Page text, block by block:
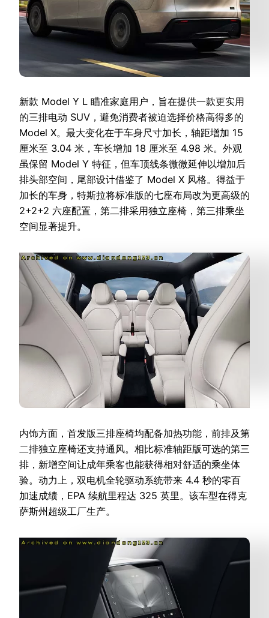
新款 Model Y L 瞄准家庭用户，旨在提供一款更实用
的三排电动 SUV，避免消费者被迫选择价格高得多的
Model X。最大变化在于车身尺寸加长，轴距增加 15
厘米至 3.04 米，车长增加 18 厘米至 4.98 米。外观
虽保留 Model Y 特征，但车顶线条微微延伸以增加后
排头部空间，尾部设计借鉴了 Model X 风格。得益于
加长的车身，特斯拉将标准版的七座布局改为更高级的
2+2+2 六座配置，第二排采用独立座椅，第三排乘坐
空间显著提升。
内饰方面，首发版三排座椅均配备加热功能，前排及第
二排独立座椅还支持通风。相比标准轴距版可选的第三
排，新增空间让成年乘客也能获得相对舒适的乘坐体
验。动力上，双电机全轮驱动系统带来 4.4 秒的零百
加速成绩，EPA 续航里程达 325 英里。该车型在得克
萨斯州超级工厂生产。